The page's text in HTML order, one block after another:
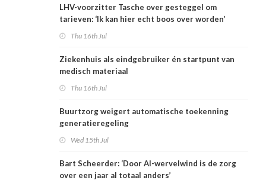
LHV-voorzitter Tasche over gesteggel om
tarieven: ‘Ik kan hier echt boos over worden’
Thu 16th Jul
Ziekenhuis als eindgebruiker én startpunt van
medisch materiaal
Thu 16th Jul
Buurtzorg weigert automatische toekenning
generatieregeling
Wed 15th Jul
Bart Scheerder: ‘Door AI-wervelwind is de zorg
over een jaar al totaal anders’